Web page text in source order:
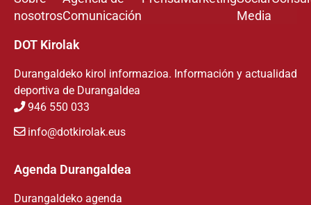
nosotrosComunicación
Media
DOT Kirolak
Durangaldeko kirol informazioa. Información y actualidad
deportiva de Durangaldea
946 550 033
info@dotkirolak.eus
Agenda Durangaldea
Durangaldeko agenda